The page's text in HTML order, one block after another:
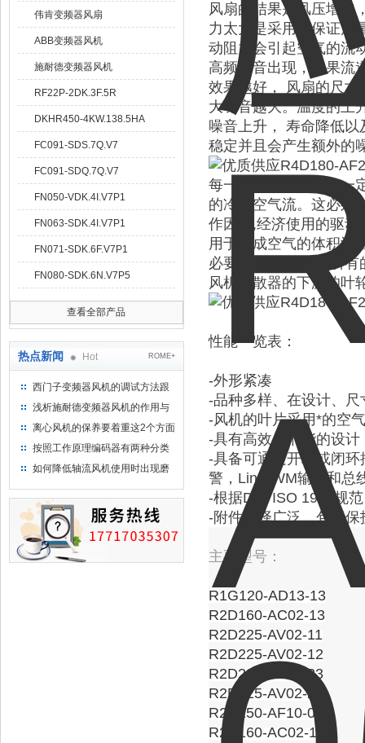
伟肯变频器风扇
ABB变频器风机
施耐德变频器风机
RF22P-2DK.3F.5R
DKHR450-4KW.138.5HA
FC091-SDS.7Q.V7
FC091-SDQ.7Q.V7
FN050-VDK.4I.V7P1
FN063-SDK.4I.V7P1
FN071-SDK.6F.V7P1
FN080-SDK.6N.V7P5
查看全部产品
热点新闻 Hot ROME+
西门子变频器风机的调试方法跟
步骤
浅析施耐德变频器风机的作用与
意义所在
离心风机的保养要着重这2个方面
按照工作原理编码器有两种分类
如何降低轴流风机使用时出现磨
风扇的结果是风压增加
力太大是采用，保证风
动阻力会引起空气的流
高频噪音出现，如果流
效果越好， 风扇的尺
大噪音越大。温度的上
噪音上升， 寿命降低
稳定并且会产生额外的
每一个媒介只能吸收一
的冷却空气流。这必须
作因素,经济使用的驱
用于生成空气的体积流
必要的噪音。,现在所
风机扩散器的下游的叶
性能一览表：
-外形紧凑
-品种多样、在设计、
-风机的叶片采用*的空
-具有高效且节能的设计
-具备可通过开环或闭
警，Lin/PWM输出和总
-根据DIN ISO 1940规
-附件选择广泛，包括
主要型号：
R1G120-AD13-13
R2D160-AC02-13
R2D225-AV02-11
R2D225-AV02-12
R2D225-AV02-23
R2D225-AV02-24
R2D250-AF10-01
R2D160-AC02-13